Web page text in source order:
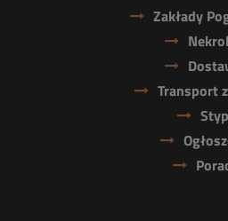
Zakłady
Transport